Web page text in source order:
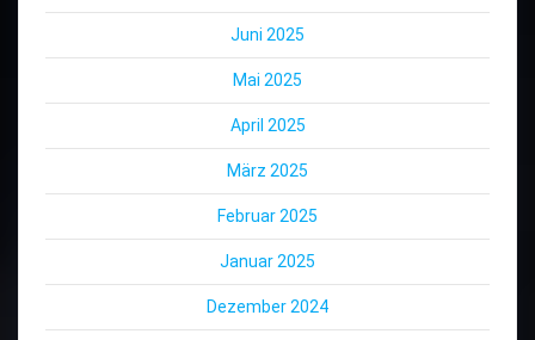
Juni 2025
Mai 2025
April 2025
März 2025
Februar 2025
Januar 2025
Dezember 2024